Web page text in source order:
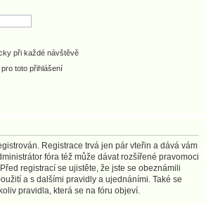
při každé návštěvě
toto přihlášení
Registrace trvá jen pár vteřin a dává vám
fóra též může dávat rozšířené pravomoci
registrací se ujistěte, že jste se obeznámili
a s dalšími pravidly a ujednáními. Také se
pravidla, která se na fóru objeví.